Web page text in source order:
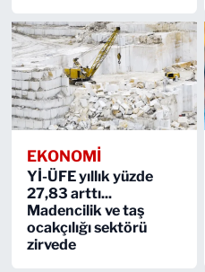
EKONOMİ
Yİ-ÜFE yıllık yüzde
27,83 arttı...
Madencilik ve taş
ocakçılığı sektörü
zirvede